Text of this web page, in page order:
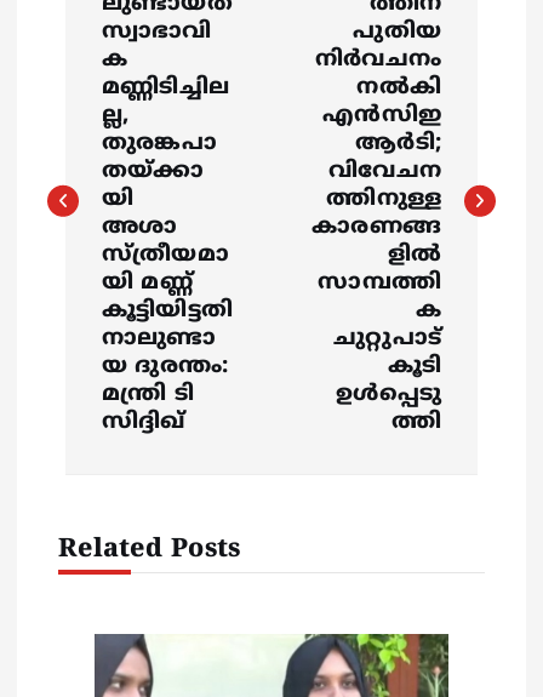
n
t
സ്വാഭാവി
ക
മണ്ണിടിച്ചില
ല്ല,
തുരങ്കപാ
തയ്ക്കാ
യി
അശാ
സ്ത്രീയമാ
യി മണ്ണ്
കൂട്ടിയിട്ടതി
നാലുണ്ടാ
യ ദുരന്തം:
മന്ത്രി ടി
സിദ്ദിഖ്
പുതിയ
നിര്‍വചനം
നല്‍കി
എന്‍സിഇ
ആര്‍ടി;
വിവേചന
ത്തിനുള്ള
കാരണങ്ങ
ളില്‍
സാമ്പത്തി
ക
ചുറ്റുപാട്
കൂടി
ഉള്‍പ്പെടു
ത്തി
Related Posts